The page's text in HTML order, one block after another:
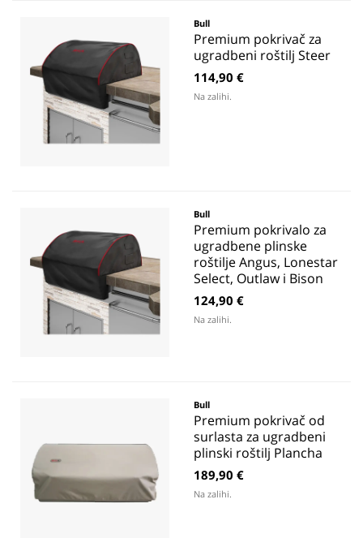
Bull
Premium pokrivač za
ugradbeni roštilj Steer
114,90 €
Na zalihi.
Bull
Premium pokrivalo za
ugradbene plinske
roštilje Angus, Lonestar
Select, Outlaw i Bison
124,90 €
Na zalihi.
Bull
Premium pokrivač od
surlasta za ugradbeni
plinski roštilj Plancha
189,90 €
Na zalihi.